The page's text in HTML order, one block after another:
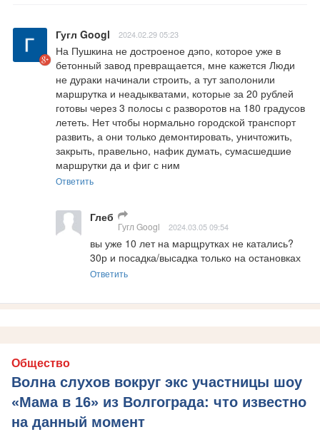
Гугл Googl 2024.02.29 05:23
На Пушкина не достроеное дэпо, которое уже в
бетонный завод превращается, мне кажется Люди
не дураки начинали строить, а тут заполонили
маршрутка и неадыкватами, которые за 20 рублей
готовы через 3 полосы с разворотов на 180 градусов
лететь. Нет чтобы нормально городской транспорт
развить, а они только демонтировать, уничтожить,
закрыть, правельно, нафик думать, сумасшедшие
маршрутки да и фиг с ним
Ответить
Глеб
Гугл Googl 2024.03.05 09:54
вы уже 10 лет на марщрутках не катались?
30р и посадка/высадка только на остановках
Ответить
Общество
Волна слухов вокруг экс участницы шоу
«Мама в 16» из Волгограда: что известно
на данный момент